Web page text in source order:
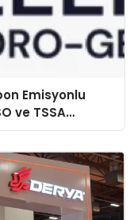
Emisyonlu
ve TSSA